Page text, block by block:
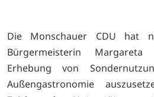
Die Monschauer CDU hat
Bürgermeisterin
Erhebung von
Außengastronomie